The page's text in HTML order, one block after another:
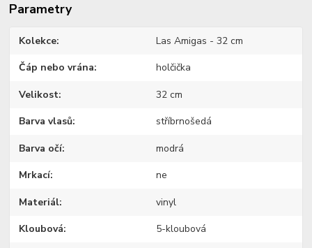
Parametry
Kolekce Las Amigas - 32 cm
Čáp nebo vrána holčička
Velikost 32 cm
Barva vlasů stříbrnošedá
Barva očí modrá
Mrkací ne
Materiál vinyl
Kloubová 5-kloubová